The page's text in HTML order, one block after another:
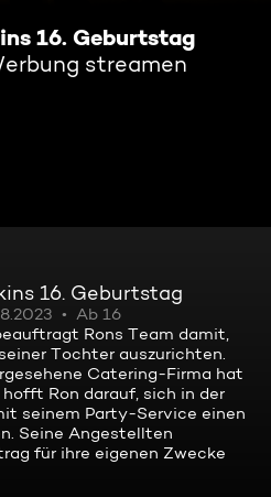
16. Geburtstag
streamen
16. Geburtstag
Ab 16
Rons Team damit,
Tochter auszurichten.
Catering-Firma hat
Ron darauf, sich in der
seinem Party-Service einen
Seine Angestellten
für ihre eigenen Zwecke